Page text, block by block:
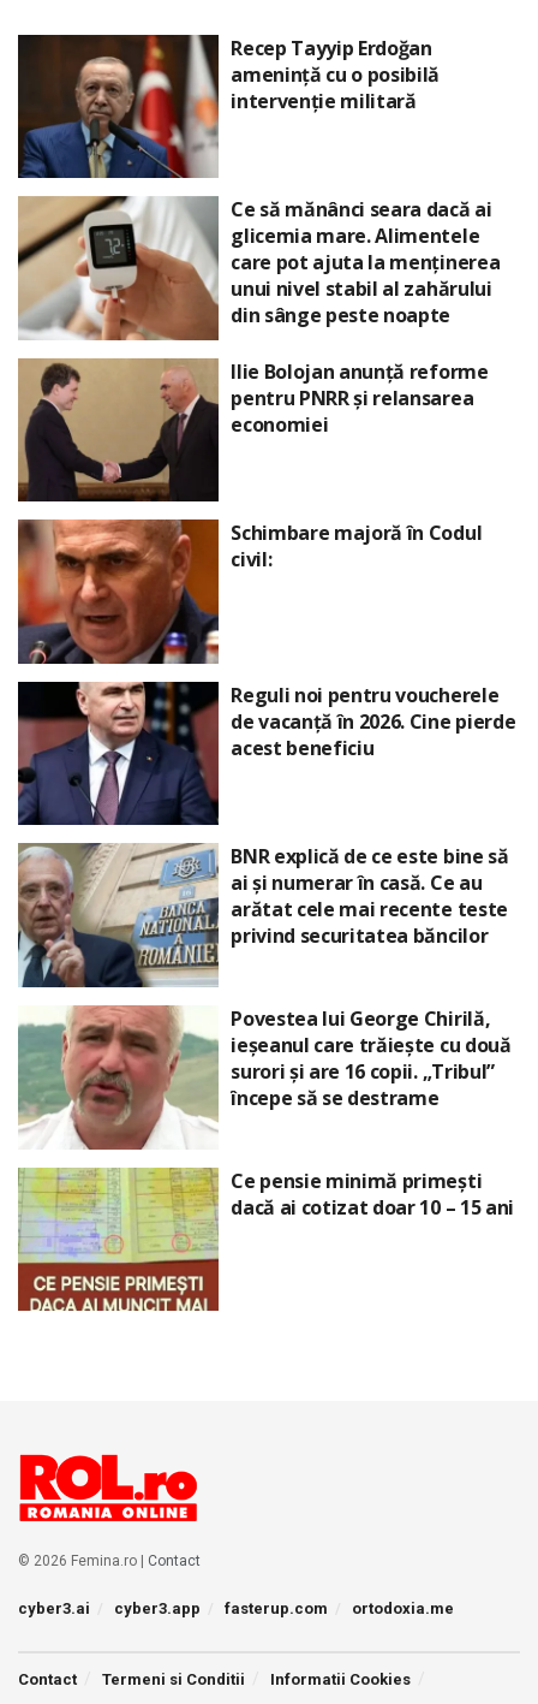
Recep Tayyip Erdoğan
amenință cu o posibilă
intervenție militară
Ce să mănânci seara dacă ai
glicemia mare. Alimentele
care pot ajuta la menținerea
unui nivel stabil al zahărului
din sânge peste noapte
Ilie Bolojan anunță reforme
pentru PNRR și relansarea
economiei
Schimbare majoră în Codul
civil:
Reguli noi pentru voucherele
de vacanță în 2026. Cine pierde
acest beneficiu
BNR explică de ce este bine să
ai și numerar în casă. Ce au
arătat cele mai recente teste
privind securitatea băncilor
Povestea lui George Chirilă,
ieșeanul care trăiește cu două
surori și are 16 copii. „Tribul”
începe să se destrame
Ce pensie minimă primești
dacă ai cotizat doar 10 – 15 ani
© 2026 Femina.ro | Contact
cyber3.ai cyber3.app fasterup.com ortodoxia.me
Contact Termeni si Conditii Informatii Cookies